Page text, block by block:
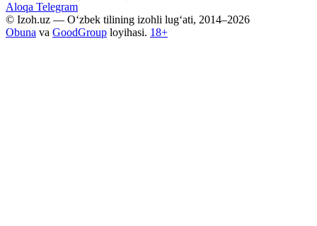
Aloqa Telegram
© Izoh.uz — O‘zbek tilining izohli lug‘ati, 2014–2026
Obuna va GoodGroup loyihasi. 18+